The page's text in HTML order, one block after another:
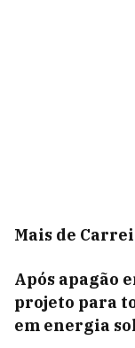
Mais de
Após apagão
projeto para
em energia